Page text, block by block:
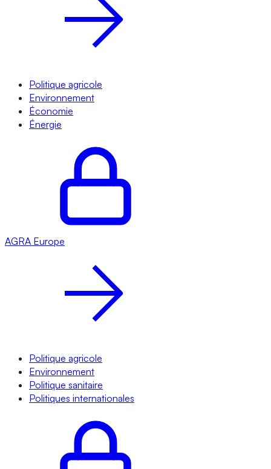
Politique agricole
Environnement
Économie
Énergie
AGRA Europe
Politique agricole
Environnement
Politique sanitaire
Politiques internationales